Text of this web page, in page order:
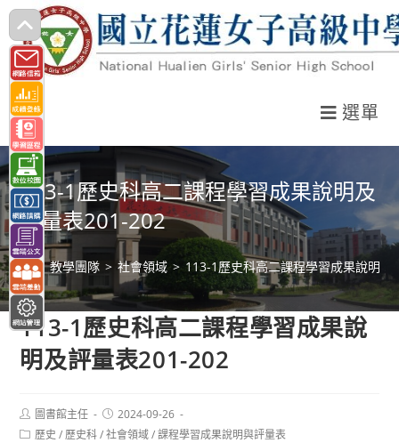
跳
轉
至
主
要
內
容
選單
113-1歷史科高二課程學習成果說明及
評量表201-202
> 教學團隊 > 社會領域 > 113-1歷史科高二課程學習成果說明及
113-1歷史科高二課程學習成果說
明及評量表201-202
Post
author:
圖書館主任
Post
published:
2024-09-26
Post歷史 / 歷史科 / 社會領域 / 課程學習成果說明與評量表